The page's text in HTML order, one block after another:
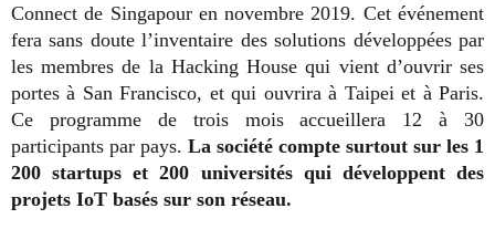
Connect de Singapour en novembre 2019. Cet événement
fera sans doute l’inventaire des solutions développées par
les membres de la Hacking House qui vient d’ouvrir ses
portes à San Francisco, et qui ouvrira à Taipei et à Paris.
Ce programme de trois mois accueillera 12 à 30
participants par pays. La société compte surtout sur les 1
200 startups et 200 universités qui développent des
projets IoT basés sur son réseau.